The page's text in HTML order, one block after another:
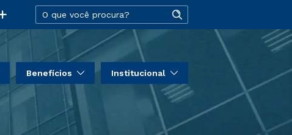
Benefícios Institucional